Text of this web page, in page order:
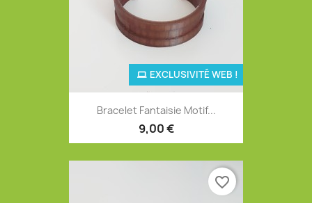
Bracelet Fantaisie Motif...
9,00 €
EXCLUSIVITÉ WEB !
favorite_border